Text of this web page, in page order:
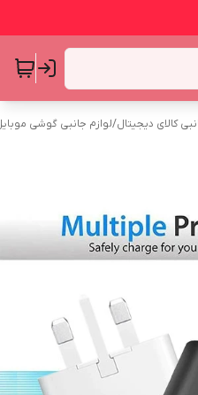
کالای دیجیتال/لوازم جانبی گوشی